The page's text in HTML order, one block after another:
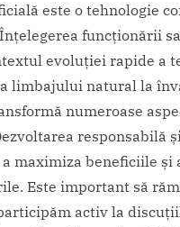
este o tehnologie
funcționării
evoluției rapide a
limbajului natural la
numeroase
responsabilă
maximiza beneficiile și
Este important să
activ la